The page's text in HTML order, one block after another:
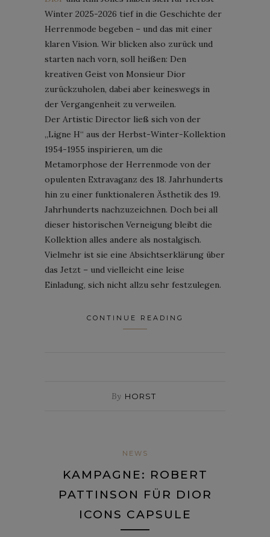
Winter 2025-2026 tief in die Geschichte der
Herrenmode begeben – und das mit einer
klaren Vision. Wir blicken also zurück und
starten nach vorn, soll heißen: Den
kreativen Geist von Monsieur Dior
zurückzuholen, dabei aber keineswegs in
der Vergangenheit zu verweilen.
Der Artistic Director ließ sich von der
„Ligne H“ aus der Herbst-Winter-Kollektion
1954-1955 inspirieren, um die
Metamorphose der Herrenmode von der
opulenten Extravaganz des 18. Jahrhunderts
hin zu einer funktionaleren Ästhetik des 19.
Jahrhunderts nachzuzeichnen. Doch bei all
dieser historischen Verneigung bleibt die
Kollektion alles andere als nostalgisch.
Vielmehr ist sie eine Absichtserklärung über
das Jetzt – und vielleicht eine leise
Einladung, sich nicht allzu sehr festzulegen.
CONTINUE READING
By HORST
NEWS
KAMPAGNE: ROBERT
PATTINSON FÜR DIOR
ICONS CAPSULE